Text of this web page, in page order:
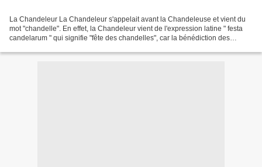
La Chandeleur La Chandeleur s'appelait avant la Chandeleuse et vient du
mot "chandelle". En effet, la Chandeleur vient de l'expression latine " festa
candelarum " qui signifie "fête des chandelles", car la bénédiction des